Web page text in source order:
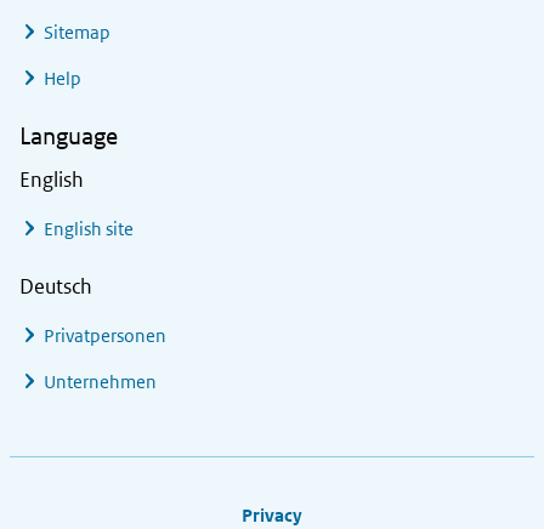
Sitemap
Help
Language
English
English site
Deutsch
Privatpersonen
Unternehmen
Privacy